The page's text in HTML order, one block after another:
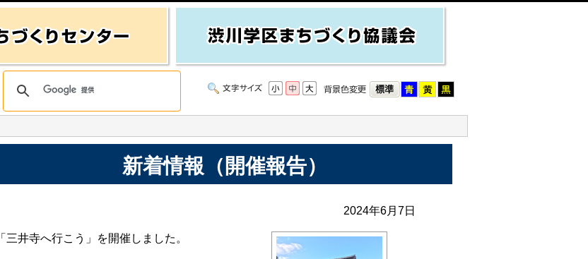
新着情報（開催報告）
2024年6月7日
「三井寺へ行こう」を開催しました。